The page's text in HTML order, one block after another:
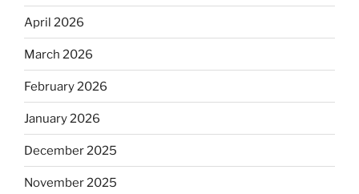
April 2026
March 2026
February 2026
January 2026
December 2025
November 2025